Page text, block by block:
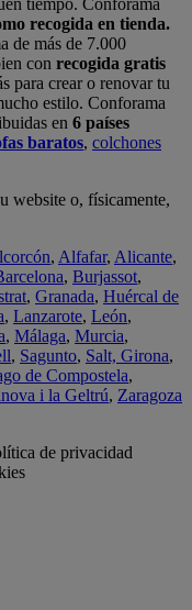
recogida en tienda.
de más de 7.000
con recogida gratis
para crear o renovar tu
estilo. Conforama
en 6 países
baratos, colchones
website o, físicamente,
, Alfafar, Alicante,
, Burjassot,
, Granada, Huércal de
, Lanzarote, León,
, Málaga, Murcia,
, Sagunto, Salt, Girona,
de Compostela,
i la Geltrú, Zaragoza
de privacidad